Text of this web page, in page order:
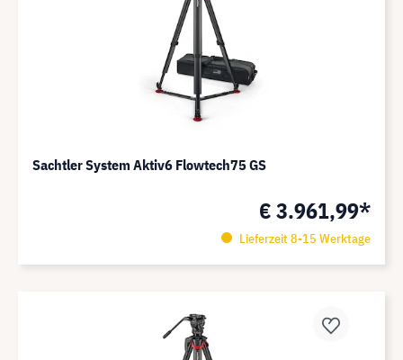
Sachtler System Aktiv6 Flowtech75 GS
€ 3.961,99*
Lieferzeit 8-15 Werktage